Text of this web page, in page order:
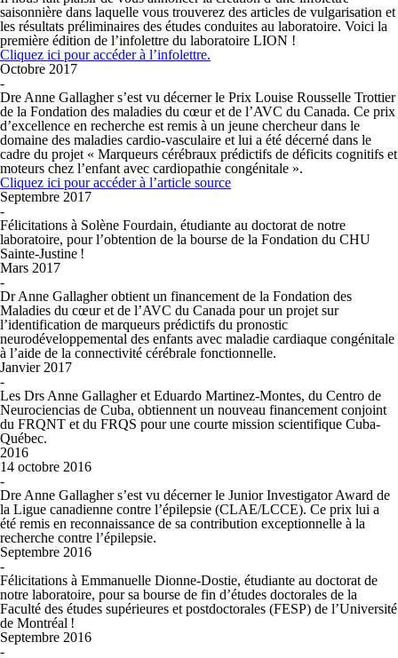
saisonnière dans laquelle vous trouverez des articles de vulgarisation et
les résultats préliminaires des études conduites au laboratoire. Voici la
première édition de l’infolettre du laboratoire LION !
Cliquez ici pour accéder à l’infolettre.
Octobre 2017
-
Dre Anne Gallagher s’est vu décerner le Prix Louise Rousselle Trottier
de la Fondation des maladies du cœur et de l’AVC du Canada. Ce prix
d’excellence en recherche est remis à un jeune chercheur dans le
domaine des maladies cardio-vasculaire et lui a été décerné dans le
cadre du projet « Marqueurs cérébraux prédictifs de déficits cognitifs et
moteurs chez l’enfant avec cardiopathie congénitale ».
Cliquez ici pour accéder à l’article source
Septembre 2017
-
Félicitations à Solène Fourdain, étudiante au doctorat de notre
laboratoire, pour l’obtention de la bourse de la Fondation du CHU
Sainte-Justine !
Mars 2017
-
Dr Anne Gallagher obtient un financement de la Fondation des
Maladies du cœur et de l’AVC du Canada pour un projet sur
l’identification de marqueurs prédictifs du pronostic
neurodéveloppemental des enfants avec maladie cardiaque congénitale
à l’aide de la connectivité cérébrale fonctionnelle.
Janvier 2017
-
Les Drs Anne Gallagher et Eduardo Martinez-Montes, du Centro de
Neurociencias de Cuba, obtiennent un nouveau financement conjoint
du FRQNT et du FRQS pour une courte mission scientifique Cuba-
Québec.
2016
14 octobre 2016
-
Dre Anne Gallagher s’est vu décerner le Junior Investigator Award de
la Ligue canadienne contre l’épilepsie (CLAE/LCCE). Ce prix lui a
été remis en reconnaissance de sa contribution exceptionnelle à la
recherche contre l’épilepsie.
Septembre 2016
-
Félicitations à Emmanuelle Dionne-Dostie, étudiante au doctorat de
notre laboratoire, pour sa bourse de fin d’études doctorales de la
Faculté des études supérieures et postdoctorales (FESP) de l’Université
de Montréal !
Septembre 2016
-